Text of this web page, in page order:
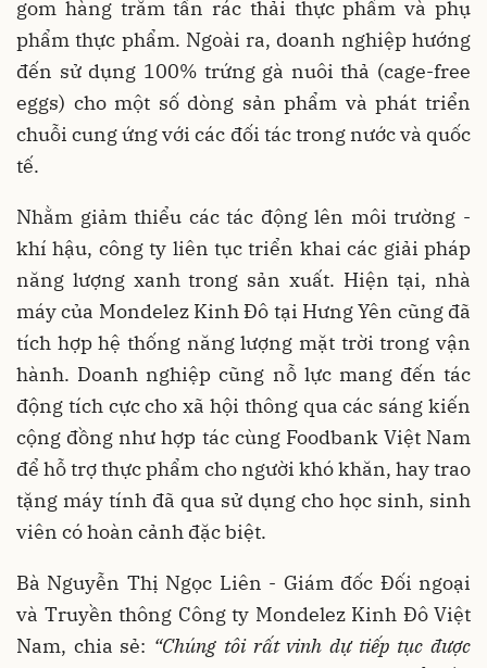
gom hàng trăm tấn rác thải thực phẩm và phụ
phẩm thực phẩm. Ngoài ra, doanh nghiệp hướng
đến sử dụng 100% trứng gà nuôi thả (cage-free
eggs) cho một số dòng sản phẩm và phát triển
chuỗi cung ứng với các đối tác trong nước và quốc
tế.
Nhằm giảm thiểu các tác động lên môi trường -
khí hậu, công ty liên tục triển khai các giải pháp
năng lượng xanh trong sản xuất. Hiện tại, nhà
máy của Mondelez Kinh Đô tại Hưng Yên cũng đã
tích hợp hệ thống năng lượng mặt trời trong vận
hành. Doanh nghiệp cũng nỗ lực mang đến tác
động tích cực cho xã hội thông qua các sáng kiến
cộng đồng như hợp tác cùng Foodbank Việt Nam
để hỗ trợ thực phẩm cho người khó khăn, hay trao
tặng máy tính đã qua sử dụng cho học sinh, sinh
viên có hoàn cảnh đặc biệt.
Bà Nguyễn Thị Ngọc Liên - Giám đốc Đối ngoại
và Truyền thông Công ty Mondelez Kinh Đô Việt
Nam, chia sẻ: “Chúng tôi rất vinh dự tiếp tục được